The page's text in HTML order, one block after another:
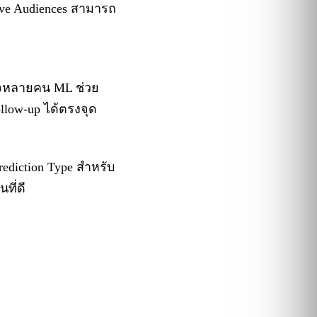
Audiences สามารถ
ลายคน ML ช่วย
up ได้ตรงจุด
Type สำหรับ
นที่ดี